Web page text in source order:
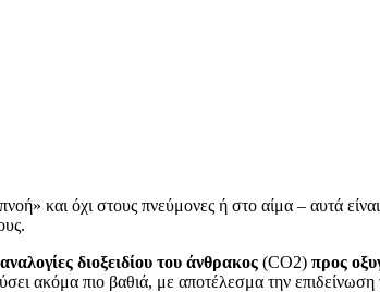
και όχι στους πνεύμονες ή στο αίμα – αυτά
διοξειδίου του άνθρακος (CO2) προς
ακόμα πιο βαθιά, με αποτέλεσμα την